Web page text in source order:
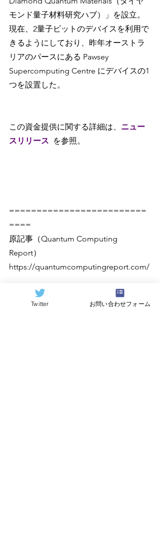
モンド量子材料研究ハブ）」を設立。
現在、2量子ビットのデバイスを利用で
きるようにしており、昨年オーストラ
リアのパースにある Pawsey
Supercomputing Centre にデバイスの1
つを設置した。
この資金提供に関する詳細は、 ニュー
スリリース を参照。
=========================
====
原記事（Quantum Computing
Report）
https://quantumcomputingreport.com/
翻訳：Hideki Hayashi
Twitter お問い合わせフォーム